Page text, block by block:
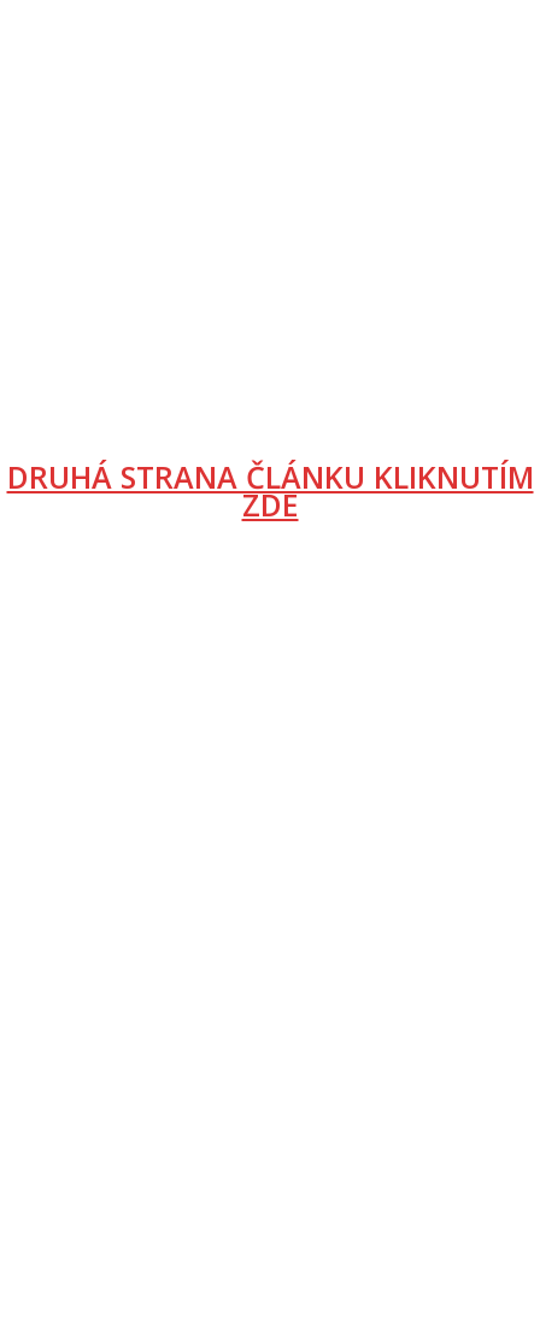
DRUHÁ STRANA ČLÁNKU KLIKNUTÍM
ZDE